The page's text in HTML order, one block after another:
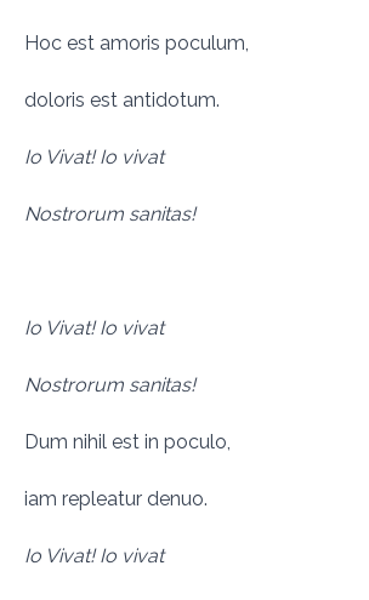
Hoc est amoris poculum,
doloris est antidotum.
Io Vivat! Io vivat
Nostrorum sanitas!
Io Vivat! Io vivat
Nostrorum sanitas!
Dum nihil est in poculo,
iam repleatur denuo.
Io Vivat! Io vivat